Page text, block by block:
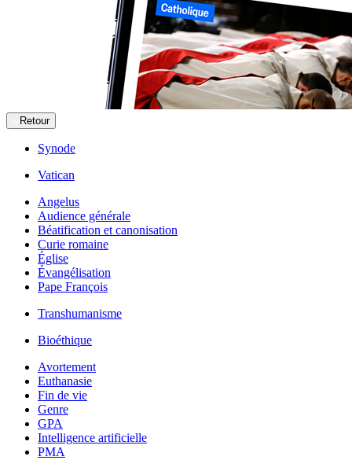
Retour
Synode
Vatican
Angelus
Audience générale
Béatification et canonisation
Curie romaine
Église
Évangélisation
Pape François
Transhumanisme
Bioéthique
Avortement
Euthanasie
Fin de vie
Genre
GPA
Intelligence artificielle
PMA